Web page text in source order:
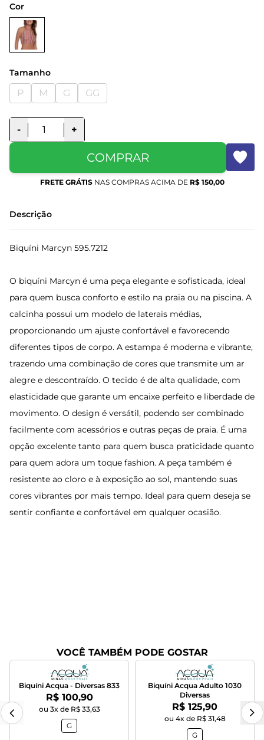
Cor
Tamanho
P M G GG
- +
COMPRAR
FRETE GRÁTISNAS COMPRAS ACIMA DE R$ 150,00
Descrição
Biquíni Marcyn 595.7212
O biquíni Marcyn é uma peça elegante e sofisticada, ideal
para quem busca conforto e estilo na praia ou na piscina. A
calcinha possui um modelo de laterais médias,
proporcionando um ajuste confortável e favorecendo
diferentes tipos de corpo. A estampa é moderna e vibrante,
trazendo uma combinação de cores que transmite um ar
alegre e descontraído. O tecido é de alta qualidade, com
elasticidade que garante um encaixe perfeito e liberdade de
movimento. O design é versátil, podendo ser combinado
facilmente com acessórios e outras peças de praia. É uma
opção excelente tanto para quem busca praticidade quanto
para quem adora um toque fashion. A peça também é
resistente ao cloro e à exposição ao sol, mantendo suas
cores vibrantes por mais tempo. Ideal para quem deseja se
sentir confiante e confortável em qualquer ocasião.
VOCÊ TAMBÉM PODE GOSTAR
Biquíni Acqua - Diversas 833
Por:
R$ 100,90
ou 3x de R$ 33,63
G
Biquíni Acqua Adulto 1030
Diversas
Por:
R$ 125,90
ou 4x de R$ 31,48
G